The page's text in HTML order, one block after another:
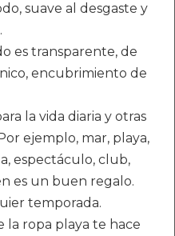
suave al desgaste y
es transparente, de
encubrimiento de
la vida diaria y otras
ejemplo, mar, playa,
espectáculo, club,
es un buen regalo.
temporada.
la ropa playa te hace